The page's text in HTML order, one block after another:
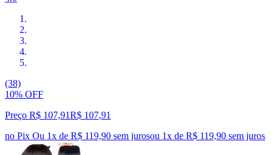
(38)
10% OFF
Preço R$ 107,91R$ 107,91
no Pix Ou 1x de R$ 119,90 sem jurosou 1x de R$ 119,90 sem juros